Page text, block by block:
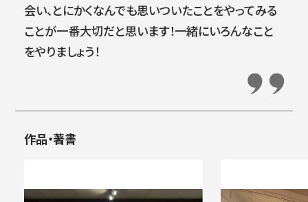
会い、とにかくなんでも思いついたことをやってみる
ことが一番大切だと思います！一緒にいろんなこと
をやりましょう！
作品・著書